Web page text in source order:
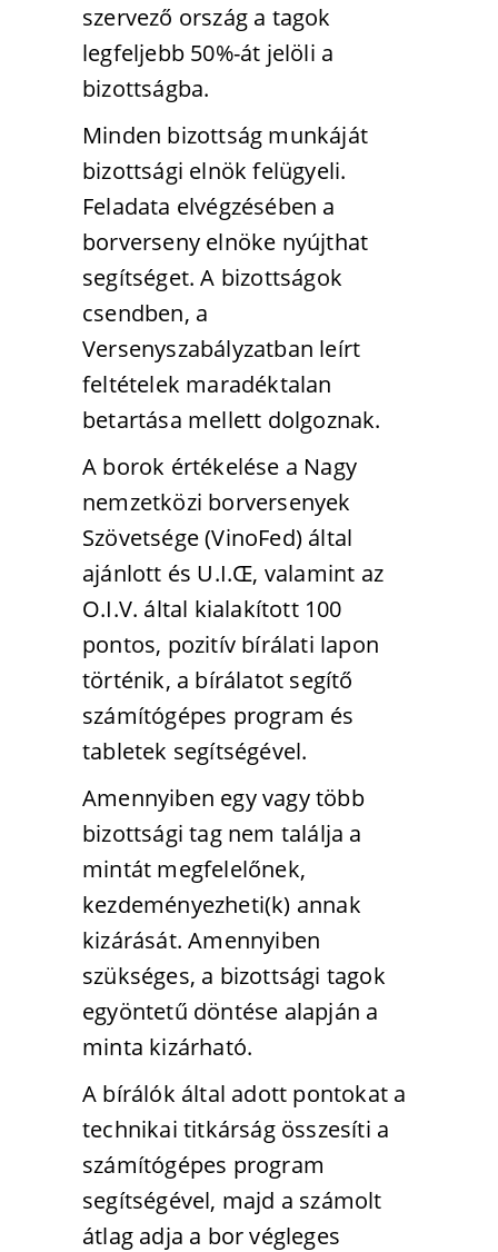
szervező ország a tagok
legfeljebb 50%-át jelöli a
bizottságba.
Minden bizottság munkáját
bizottsági elnök felügyeli.
Feladata elvégzésében a
borverseny elnöke nyújthat
segítséget. A bizottságok
csendben, a
Versenyszabályzatban leírt
feltételek maradéktalan
betartása mellett dolgoznak.
A borok értékelése a Nagy
nemzetközi borversenyek
Szövetsége (VinoFed) által
ajánlott és U.I.Œ, valamint az
O.I.V. által kialakított 100
pontos, pozitív bírálati lapon
történik, a bírálatot segítő
számítógépes program és
tabletek segítségével.
Amennyiben egy vagy több
bizottsági tag nem találja a
mintát megfelelőnek,
kezdeményezheti(k) annak
kizárását. Amennyiben
szükséges, a bizottsági tagok
egyöntetű döntése alapján a
minta kizárható.
A bírálók által adott pontokat a
technikai titkárság összesíti a
számítógépes program
segítségével, majd a számolt
átlag adja a bor végleges